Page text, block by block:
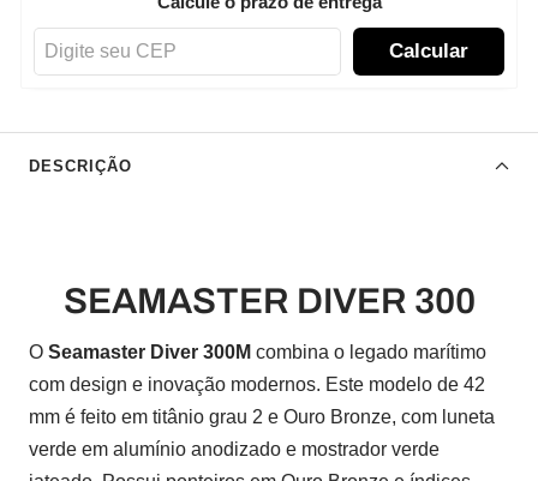
Calcular
DESCRIÇÃO
SEAMASTER DIVER 300
O Seamaster Diver 300M combina o legado marítimo
com design e inovação modernos. Este modelo de 42
mm é feito em titânio grau 2 e Ouro Bronze, com luneta
verde em alumínio anodizado e mostrador verde